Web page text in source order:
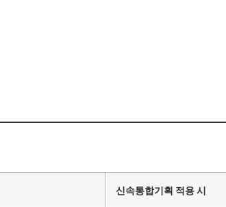
신속통합기획 적용 시